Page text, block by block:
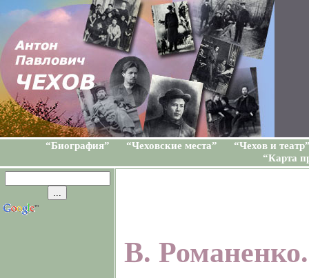
“Биография” “Чеховские места”
“Чехов и
“Карта
В.